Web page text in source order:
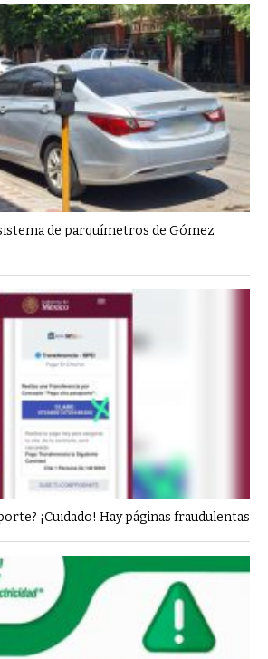
de parquímetros de Gómez
¡Cuidado! Hay páginas fraudulentas